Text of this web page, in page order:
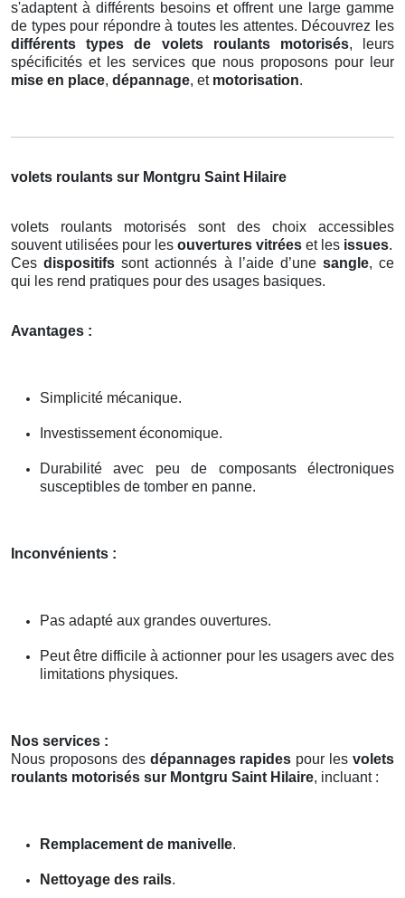
s'adaptent à différents besoins et offrent une large gamme
de types pour répondre à toutes les attentes. Découvrez les
différents types de volets roulants motorisés, leurs
spécificités et les services que nous proposons pour leur
mise en place, dépannage, et motorisation.
volets roulants sur Montgru Saint Hilaire
volets roulants motorisés sont des choix accessibles
souvent utilisées pour les ouvertures vitrées et les issues.
Cesdispositifs sont actionnés à l’aide d’une sangle, ce
qui les rend pratiques pour des usages basiques.
Avantages :
Simplicité mécanique.
Investissement économique.
Durabilité avec peu de composants électroniques
susceptibles de tomber en panne.
Inconvénients :
Pas adapté aux grandes ouvertures.
Peut être difficile à actionner pour les usagers avec des
limitations physiques.
Nos services :
Nous proposons des dépannages rapides pour lesvolets
roulants motorisés sur Montgru Saint Hilaire, incluant :
Remplacement de manivelle.
Nettoyage des rails.